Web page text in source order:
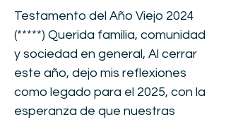
Testamento del Año Viejo 2024
(*****) Querida familia, comunidad
y sociedad en general, Al cerrar
este año, dejo mis reflexiones
como legado para el 2025, con la
esperanza de que nuestras